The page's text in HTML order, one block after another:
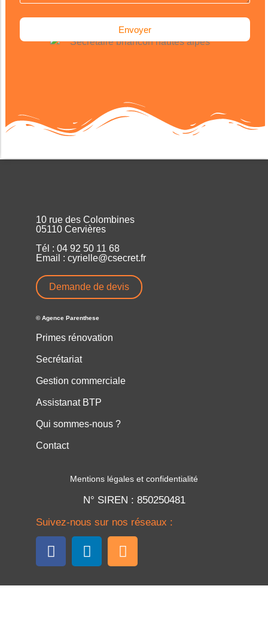
Envoyer
10 rue des Colombines
05110 Cervières
Tél : 04 92 50 11 68
Email : cyrielle@csecret.fr
Demande de devis
© Agence Parenthese
Primes rénovation
Secrétariat
Gestion commerciale
Assistanat BTP
Qui sommes-nous ?
Contact
Mentions légales et confidentialité
N° SIREN : 850250481
Suivez-nous sur nos réseaux :